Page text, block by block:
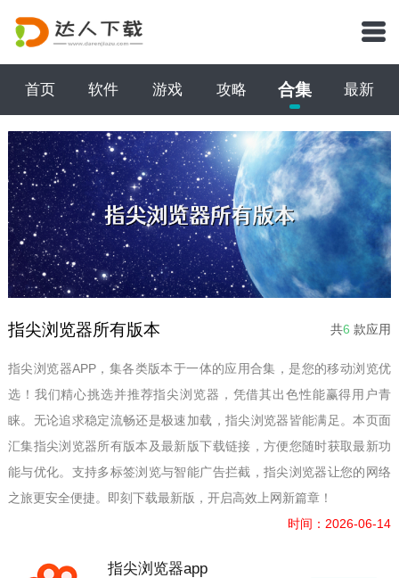
首页 软件 游戏 攻略 合集 最新
指尖浏览器所有版本 共6 款应用
指尖浏览器APP，集各类版本于一体的应用合集，是您的移动浏览优
选！我们精心挑选并推荐指尖浏览器，凭借其出色性能赢得用户青
睐。无论追求稳定流畅还是极速加载，指尖浏览器皆能满足。本页面
汇集指尖浏览器所有版本及最新版下载链接，方便您随时获取最新功
能与优化。支持多标签浏览与智能广告拦截，指尖浏览器让您的网络
之旅更安全便捷。即刻下载最新版，开启高效上网新篇章！
时间：2026-06-14
指尖浏览器app